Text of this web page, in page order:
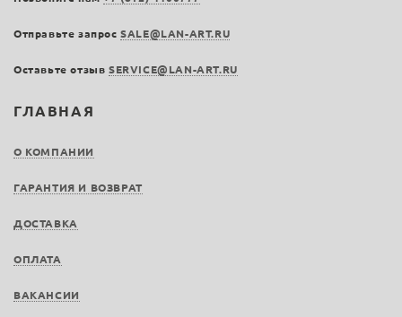
ГЛАВНАЯ
О КОМПАНИИ
ГАРАНТИЯ И ВОЗВРАТ
ДОСТАВКА
ОПЛАТА
ВАКАНСИИ
Отправьте запросSALE@LAN-ART.RU
Оставьте отзыв SERVICE@LAN-ART.RU